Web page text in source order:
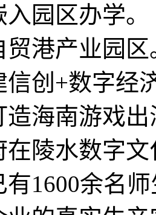
区办学。
贸港产业园
信创+数字经
造海南游戏
在陵水数字
有1600余名